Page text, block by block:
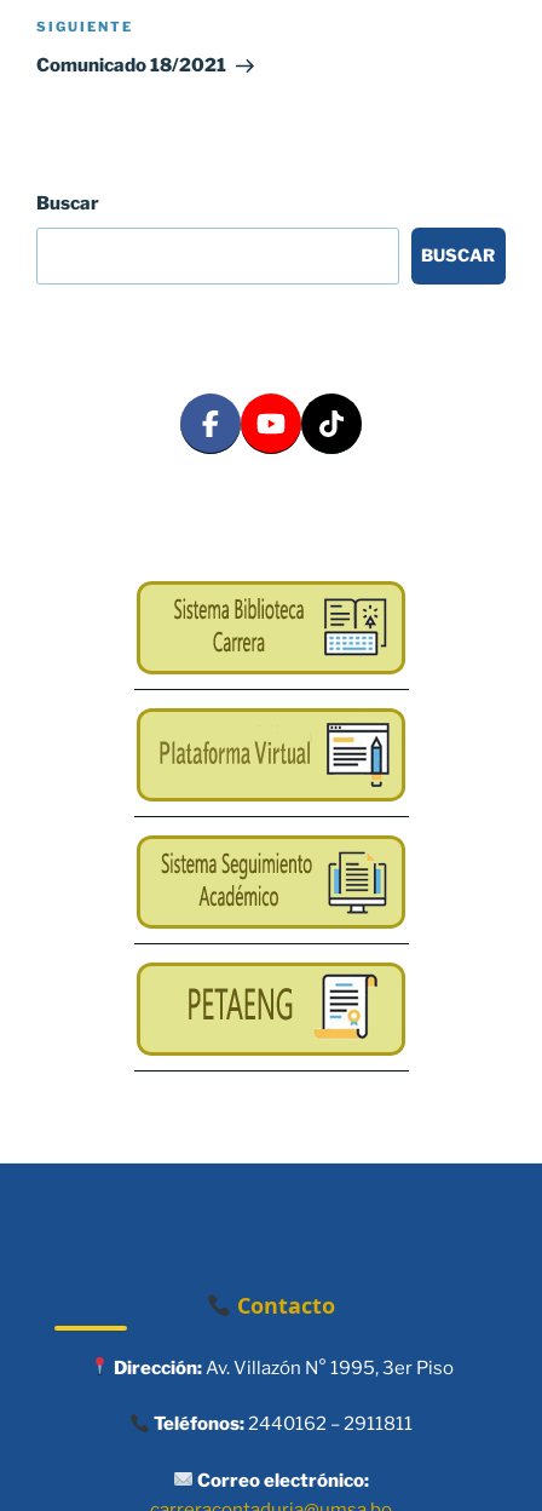
Siguiente
entrada
SIGUIENTE
Comunicado 18/2021
Buscar
BUSCAR
Contacto
Dirección:Av. Villazón N° 1995, 3er Piso
Teléfonos:2440162 – 2911811
Correo electrónico: